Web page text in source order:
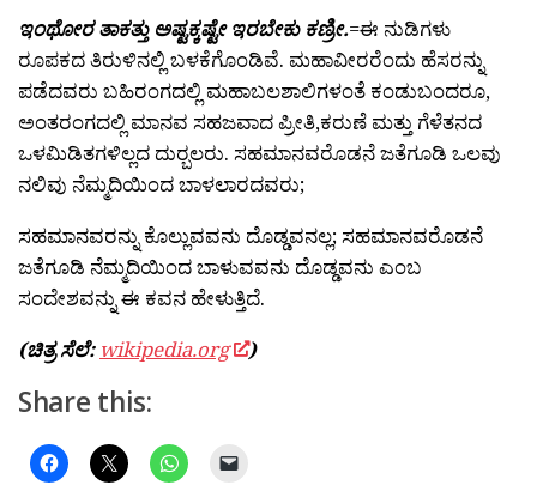
ಇಂಥೋರ ತಾಕತ್ತು ಅಷ್ಟಕ್ಕಷ್ಟೇ ಇರಬೇಕು ಕಣ್ರೀ.=ಈ ನುಡಿಗಳು
ರೂಪಕದ ತಿರುಳಿನಲ್ಲಿ ಬಳಕೆಗೊಂಡಿವೆ. ಮಹಾವೀರರೆಂದು ಹೆಸರನ್ನು
ಪಡೆದವರು ಬಹಿರಂಗದಲ್ಲಿ ಮಹಾಬಲಶಾಲಿಗಳಂತೆ ಕಂಡುಬಂದರೂ,
ಅಂತರಂಗದಲ್ಲಿ ಮಾನವ ಸಹಜವಾದ ಪ್ರೀತಿ,ಕರುಣೆ ಮತ್ತು ಗೆಳೆತನದ
ಒಳಮಿಡಿತಗಳಿಲ್ಲದ ದುರ್‍ಬಲರು. ಸಹಮಾನವರೊಡನೆ ಜತೆಗೂಡಿ ಒಲವು
ನಲಿವು ನೆಮ್ಮದಿಯಿಂದ ಬಾಳಲಾರದವರು;
ಸಹಮಾನವರನ್ನು ಕೊಲ್ಲುವವನು ದೊಡ್ಡವನಲ್ಲ; ಸಹಮಾನವರೊಡನೆ
ಜತೆಗೂಡಿ ನೆಮ್ಮದಿಯಿಂದ ಬಾಳುವವನು ದೊಡ್ಡವನು ಎಂಬ
ಸಂದೇಶವನ್ನು ಈ ಕವನ ಹೇಳುತ್ತಿದೆ.
(ಚಿತ್ರ ಸೆಲೆ: wikipedia.org )
Share this: